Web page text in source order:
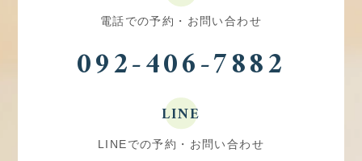
電話での予約・お問い合わせ
092-406-7882
LINE
LINEでの予約・お問い合わせ